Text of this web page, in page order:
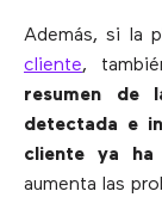
Además, si la
cliente,
resumen de
detectada e
cliente ya ha
aumenta las